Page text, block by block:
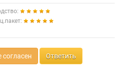
согласен Ответить